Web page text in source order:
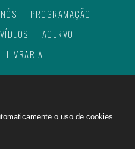
PROGRAMAÇÃO
VÍDEOS
ACERVO
LIVRARIA
Todos os direitos
o mundo!
bem na internet.
o uso de cookies.